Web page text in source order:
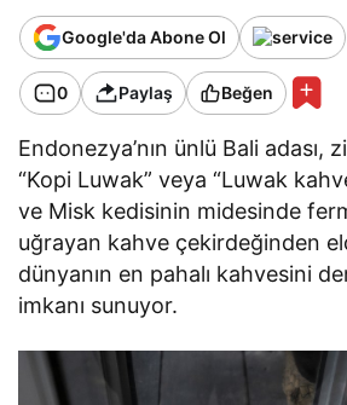
Google'da Abone Ol
0 Paylaş Beğen
Endonezya’nın ünlü Bali adası,
“Kopi Luwak” veya “Luwak
ve Misk kedisinin midesinde
uğrayan kahve çekirdeğinden
dünyanın en pahalı kahvesini
imkanı sunuyor.